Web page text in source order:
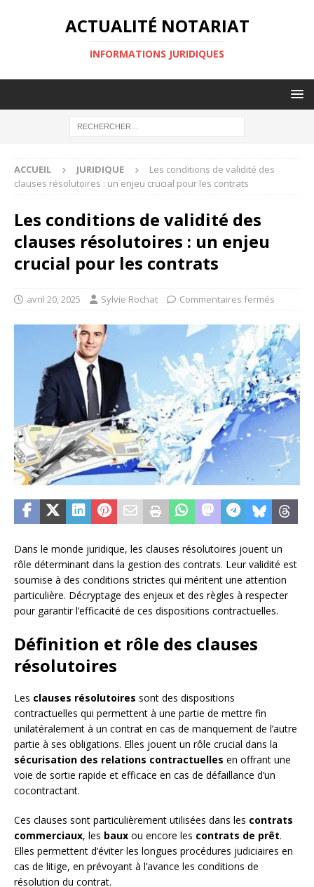
ACTUALITÉ NOTARIAT
INFORMATIONS JURIDIQUES
ACCUEIL JURIDIQUE
Les conditions de validité des
clauses résolutoires : un enjeu crucial pour les contrats
Les conditions de validité des
clauses résolutoires : un enjeu
crucial pour les contrats
avril 20, 2025 Sylvie Rochat Commentaires fermés
Dans le monde juridique, les clauses résolutoires jouent un
rôle déterminant dans la gestion des contrats. Leur validité est
soumise à des conditions strictes qui méritent une attention
particulière. Décryptage des enjeux et des règles à respecter
pour garantir l’efficacité de ces dispositions contractuelles.
Définition et rôle des clauses
résolutoires
Les clauses résolutoires sont des dispositions
contractuelles qui permettent à une partie de mettre fin
unilatéralement à un contrat en cas de manquement de l’autre
partie à ses obligations. Elles jouent un rôle crucial dans la
sécurisation des relations contractuelles en offrant une
voie de sortie rapide et efficace en cas de défaillance d’un
cocontractant.
Ces clauses sont particulièrement utilisées dans les contrats
commerciaux, les baux ou encore les contrats de prêt.
Elles permettent d’éviter les longues procédures judiciaires en
cas de litige, en prévoyant à l’avance les conditions de
résolution du contrat.